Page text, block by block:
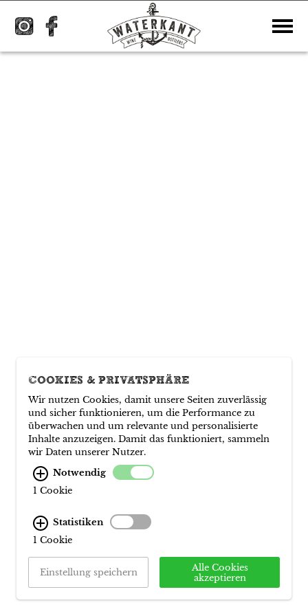
COOKIES & PRIVATSPHÄRE
Wir nutzen Cookies, damit unsere Seiten zuverlässig
und sicher funktionieren, um die Performance zu
überwachen und um relevante und personalisierte
Inhalte anzuzeigen. Damit das funktioniert, sammeln
wir Daten unserer Nutzer.
Notwendig
1 Cookie
Statistiken
1 Cookie
Einstellung speichern
Alle Cookies
akzeptieren